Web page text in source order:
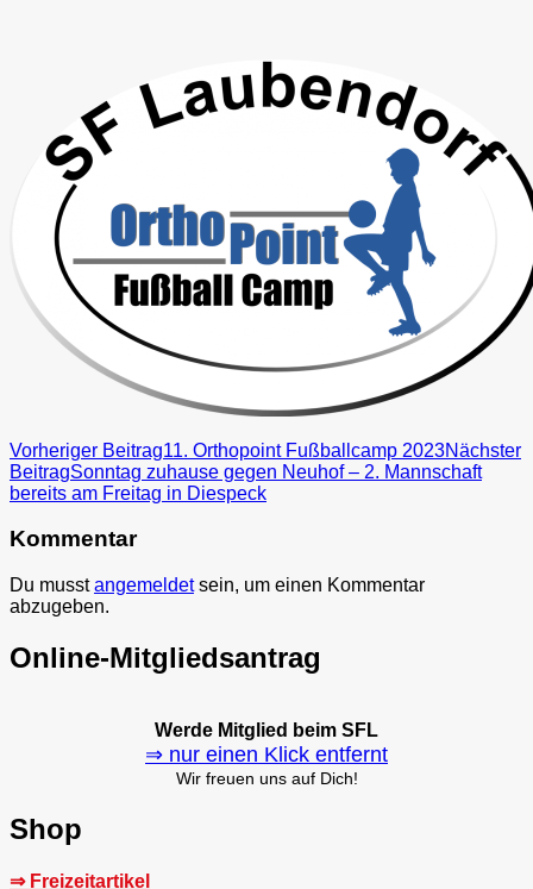
Beitragsnavigation
Vorheriger Beitrag11. Orthopoint Fußballcamp 2023Nächster
BeitragSonntag zuhause gegen Neuhof – 2. Mannschaft
bereits am Freitag in Diespeck
Kommentar
Du musstangemeldetsein, um einen Kommentar
abzugeben.
Online-Mitgliedsantrag
Werde Mitglied beim SFL
⇒ nur einen Klick entfernt
Wir freuen uns auf Dich!
Shop
⇒ Freizeitartikel